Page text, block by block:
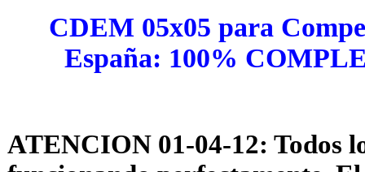
CDEM 05x05 para
España: 100%
ATENCION 01-04-12: Todos